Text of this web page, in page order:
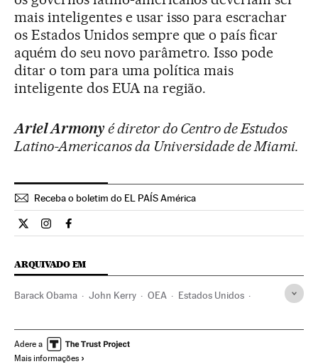
mais inteligentes e usar isso para escrachar
os Estados Unidos sempre que o país ficar
aquém do seu novo parâmetro. Isso pode
ditar o tom para uma política mais
inteligente dos EUA na região.
Ariel Armonyé diretor do Centro de Estudos
Latino-Americanos da Universidade de Miami.
Receba o boletim do EL PAÍS América
Opiniao El País Brasil en Twitter
Opiniao El País Brasil en Instagram
Opiniao El País Brasil en Facebook
ARQUIVADO EM
Barack Obama John Kerry OEA Estados Unidos
Organizações internacionais
Adere a
Mais informações